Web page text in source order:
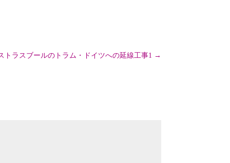
トラスブールのトラム・ドイツへの延線工事1 →